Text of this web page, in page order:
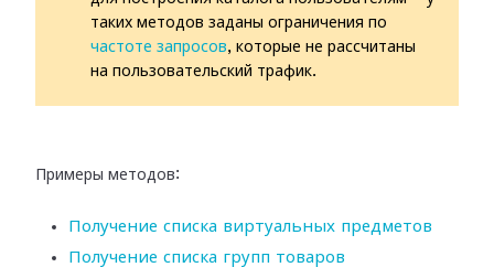
таких методов заданы ограничения по
частоте запросов, которые не рассчитаны
на пользовательский трафик.
Примеры методов:
Получение списка виртуальных предметов
Получение списка групп товаров